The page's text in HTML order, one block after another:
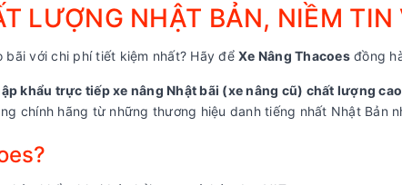
LƯỢNG NHẬT BẢN, NIỀM
với chi phí tiết kiệm nhất? Hãy để Xe Nâng Thacoesđồng
khẩu trực tiếp xe nâng Nhật bãi (xe nâng cũ) chất lượng cao
chính hãng từ những thương hiệu danh tiếng nhất Nhật Bản